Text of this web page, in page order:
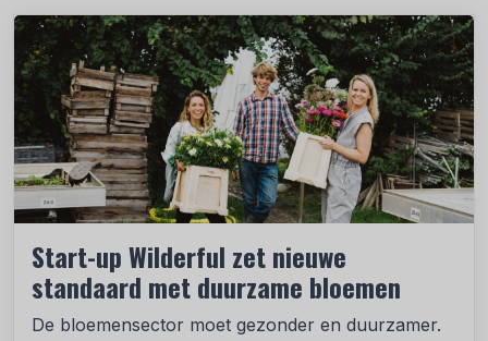
Start-up Wilderful zet nieuwe
standaard met duurzame bloemen
De bloemensector moet gezonder en duurzamer.